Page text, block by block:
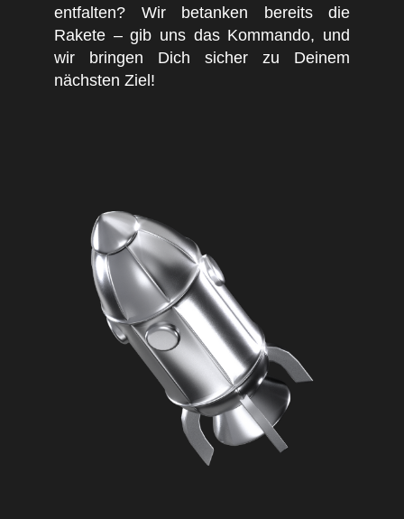
entfalten? Wir betanken bereits die
Rakete – gib uns das Kommando, und
wir bringen Dich sicher zu Deinem
nächsten Ziel!